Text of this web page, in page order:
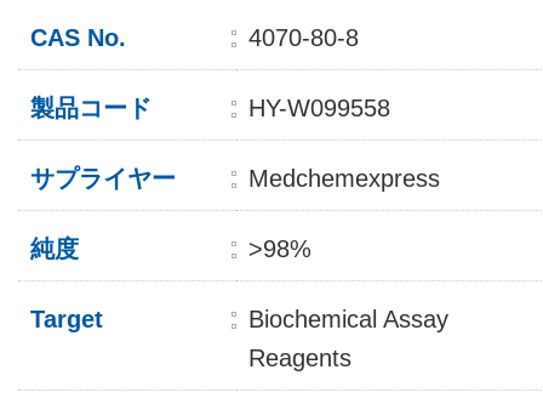
CAS No. 4070-80-8
製品コード HY-W099558
サプライヤー Medchemexpress
純度 >98%
Target
Biochemical Assay
Reagents